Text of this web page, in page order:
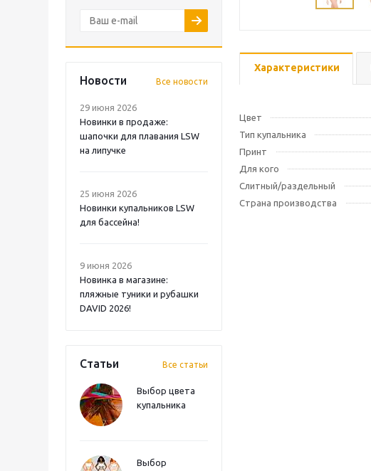
Новости Все новости
29 июня 2026
Новинки в продаже:
шапочки для плавания LSW
на липучке
25 июня 2026
Новинки купальников LSW
для бассейна!
9 июня 2026
Новинка в магазине:
пляжные туники и рубашки
DAVID 2026!
Статьи Все статьи
Выбор цвета
купальника
Выбор
Характеристики
Цвет
Тип купальника
Принт
Для кого
Слитный/раздельный
Страна производства